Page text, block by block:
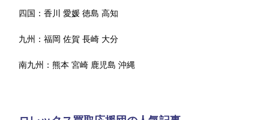
四国：香川 愛媛 徳島 高知
九州：福岡 佐賀 長崎 大分
南九州：熊本 宮崎 鹿児島 沖縄